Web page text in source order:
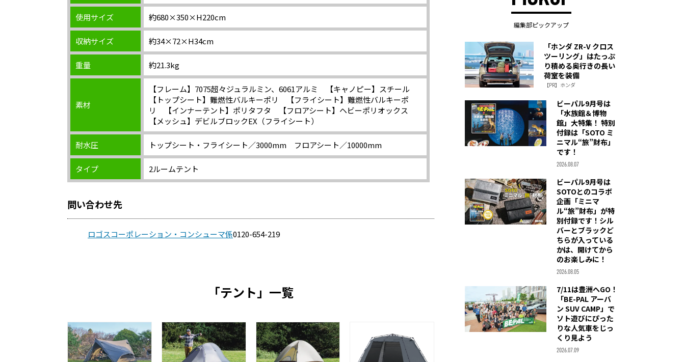
使用サイズ 約680×350×H220cm
収納サイズ 約34×72×H34cm
重量 約21.3kg
素材
【フレーム】7075超々ジュラルミン、6061アルミ 【キャノピー】スチール
【トップシート】難燃性バルキーポリ 【フライシート】難燃性バルキーポ
リ 【インナーテント】ポリタフタ 【フロアシート】ヘビーポリオックス
【メッシュ】デビルブロックEX（フライシート）
耐水圧 トップシート・フライシート／3000mm フロアシート／10000mm
タイプ 2ルームテント
問い合わせ先
ロゴスコーポレーション・コンシューマ係0120-654-219
「テント」一覧
編集部ピックアップ
「ホンダ ZR-V クロス
ツーリング」はたっぷ
り積める奥行きの長い
荷室を装備
【PR】ホンダ
ビーパル9月号は
「水族館＆博物
館」大特集！ 特別
付録は「SOTO ミ
ニマル“旅”財布」
です！
2026.08.07
ビーパル9月号は
SOTOとのコラボ
企画「ミニマ
ル“旅”財布」が特
別付録です！シル
バーとブラックど
ちらが入っている
かは、開けてから
のお楽しみに！
2026.08.05
7/11は豊洲へGO！
「BE-PAL アーバ
ン SUV CAMP」で
ソト遊びにぴった
りな人気車をじっ
くり見よう
2026.07.09